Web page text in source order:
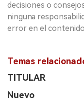
decisiones o
ninguna
error en el
Temas
TITULAR
Nuevo